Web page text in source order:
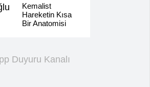
Emekçilerin
Ortak
Mücadelesi
Kemalist
Hareketin Kısa
Bir Anatomisi